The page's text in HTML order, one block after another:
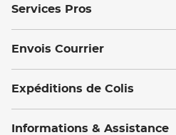
Services Pros
Envois Courrier
Expéditions de Colis
Informations & Assistance